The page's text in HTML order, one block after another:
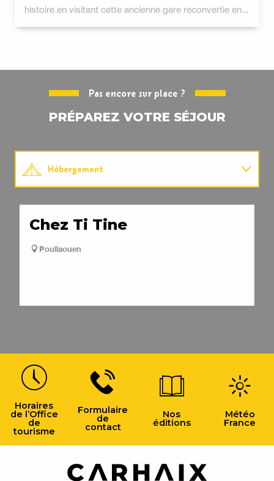
histoire en visitant cette ancienne gare reconvertie en...
Pas encore sur place ?
PRÉPAREZ VOTRE SÉJOUR
Hébergement
Restauration
Chez Ti Tine
Poullaouen
Horaires
de l’Office
de
tourisme
Formulaire
de
contact
Nos
éditions
Météo
France